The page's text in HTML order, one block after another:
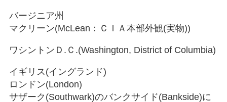
バージニア州
マクリーン(McLean：ＣＩＡ本部外観(実物))
ワシントンＤ.Ｃ.(Washington, District of Columbia)
イギリス(イングランド)
ロンドン(London)
サザーク(Southwark)のバンクサイド(Bankside)に